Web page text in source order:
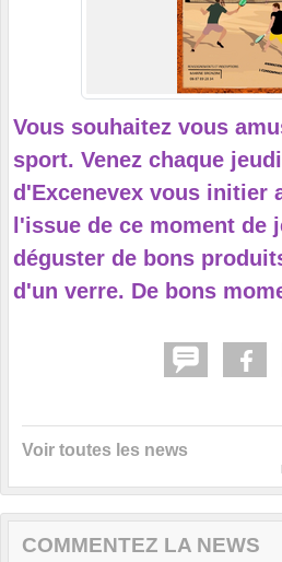
Vous souhaitez vous
sport. Venez chaque
d'Excenevex vous initier
l'issue de ce moment de
déguster de bons
d'un verre. De bons
Voir toutes les news
COMMENTEZ LA NEWS